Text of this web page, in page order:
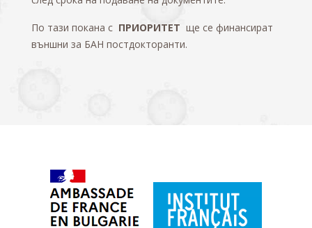
По тази покана с ПРИОРИТЕТ ще се финансират
външни за БАН постдокторанти.